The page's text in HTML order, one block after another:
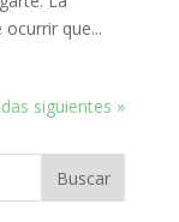
que...
siguientes »